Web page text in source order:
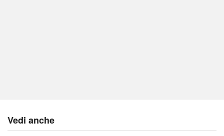
Vedi anche